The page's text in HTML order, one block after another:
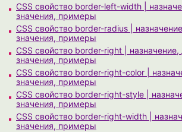
CSS свойство border-left-width |
значения, примеры
CSS свойство border-radius |
значения, примеры
CSS свойство border-right |
значения, примеры
CSS свойство border-right-color |
значения, примеры
CSS свойство border-right-style |
значения, примеры
CSS свойство border-right-width |
значения, примеры